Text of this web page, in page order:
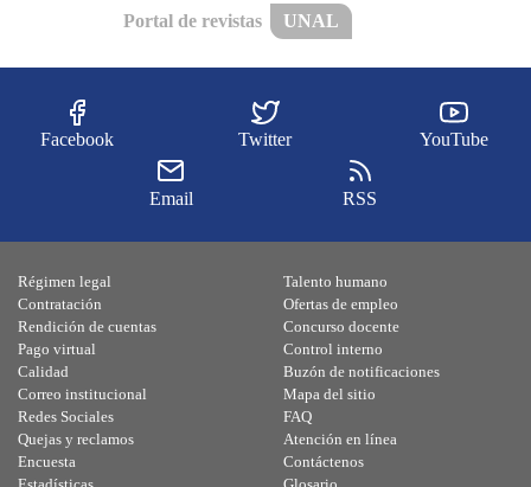
Portal de revistas UNAL
Facebook Twitter YouTube
Email RSS
Régimen legal
Contratación
Rendición de cuentas
Pago virtual
Calidad
Talento humano
Ofertas de empleo
Concurso docente
Control interno
Buzón de notificaciones
Correo institucional
Redes Sociales
Quejas y reclamos
Encuesta
Mapa del sitio
FAQ
Atención en línea
Contáctenos